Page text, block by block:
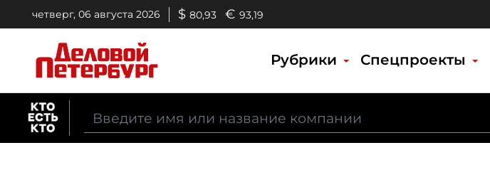
четверг, 06 августа 2026 $ 80,93 € 93,19
Рубрики Спецпроекты